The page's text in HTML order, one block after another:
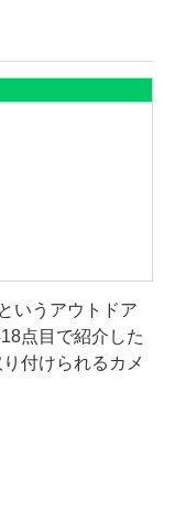
いうアウトドア
点目で紹介した
付けられるカメ